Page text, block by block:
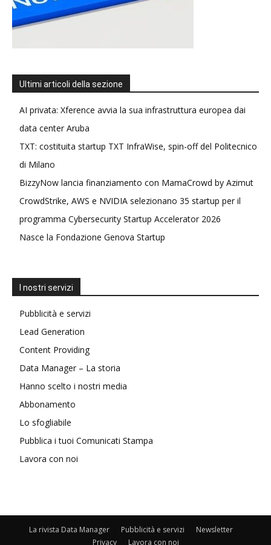
Ultimi articoli della sezione
AI privata: Xference avvia la sua infrastruttura europea dai
data center Aruba
TXT: costituita startup TXT InfraWise, spin-off del Politecnico
di Milano
BizzyNow lancia finanziamento con MamaCrowd by Azimut
CrowdStrike, AWS e NVIDIA selezionano 35 startup per il
programma Cybersecurity Startup Accelerator 2026
Nasce la Fondazione Genova Startup
I nostri servizi
Pubblicità e servizi
Lead Generation
Content Providing
Data Manager – La storia
Hanno scelto i nostri media
Abbonamento
Lo sfogliabile
Pubblica i tuoi Comunicati Stampa
Lavora con noi
La rivista Data Manager Pubblicità e servizi
Newsletter
Privacy
Lavora con noi